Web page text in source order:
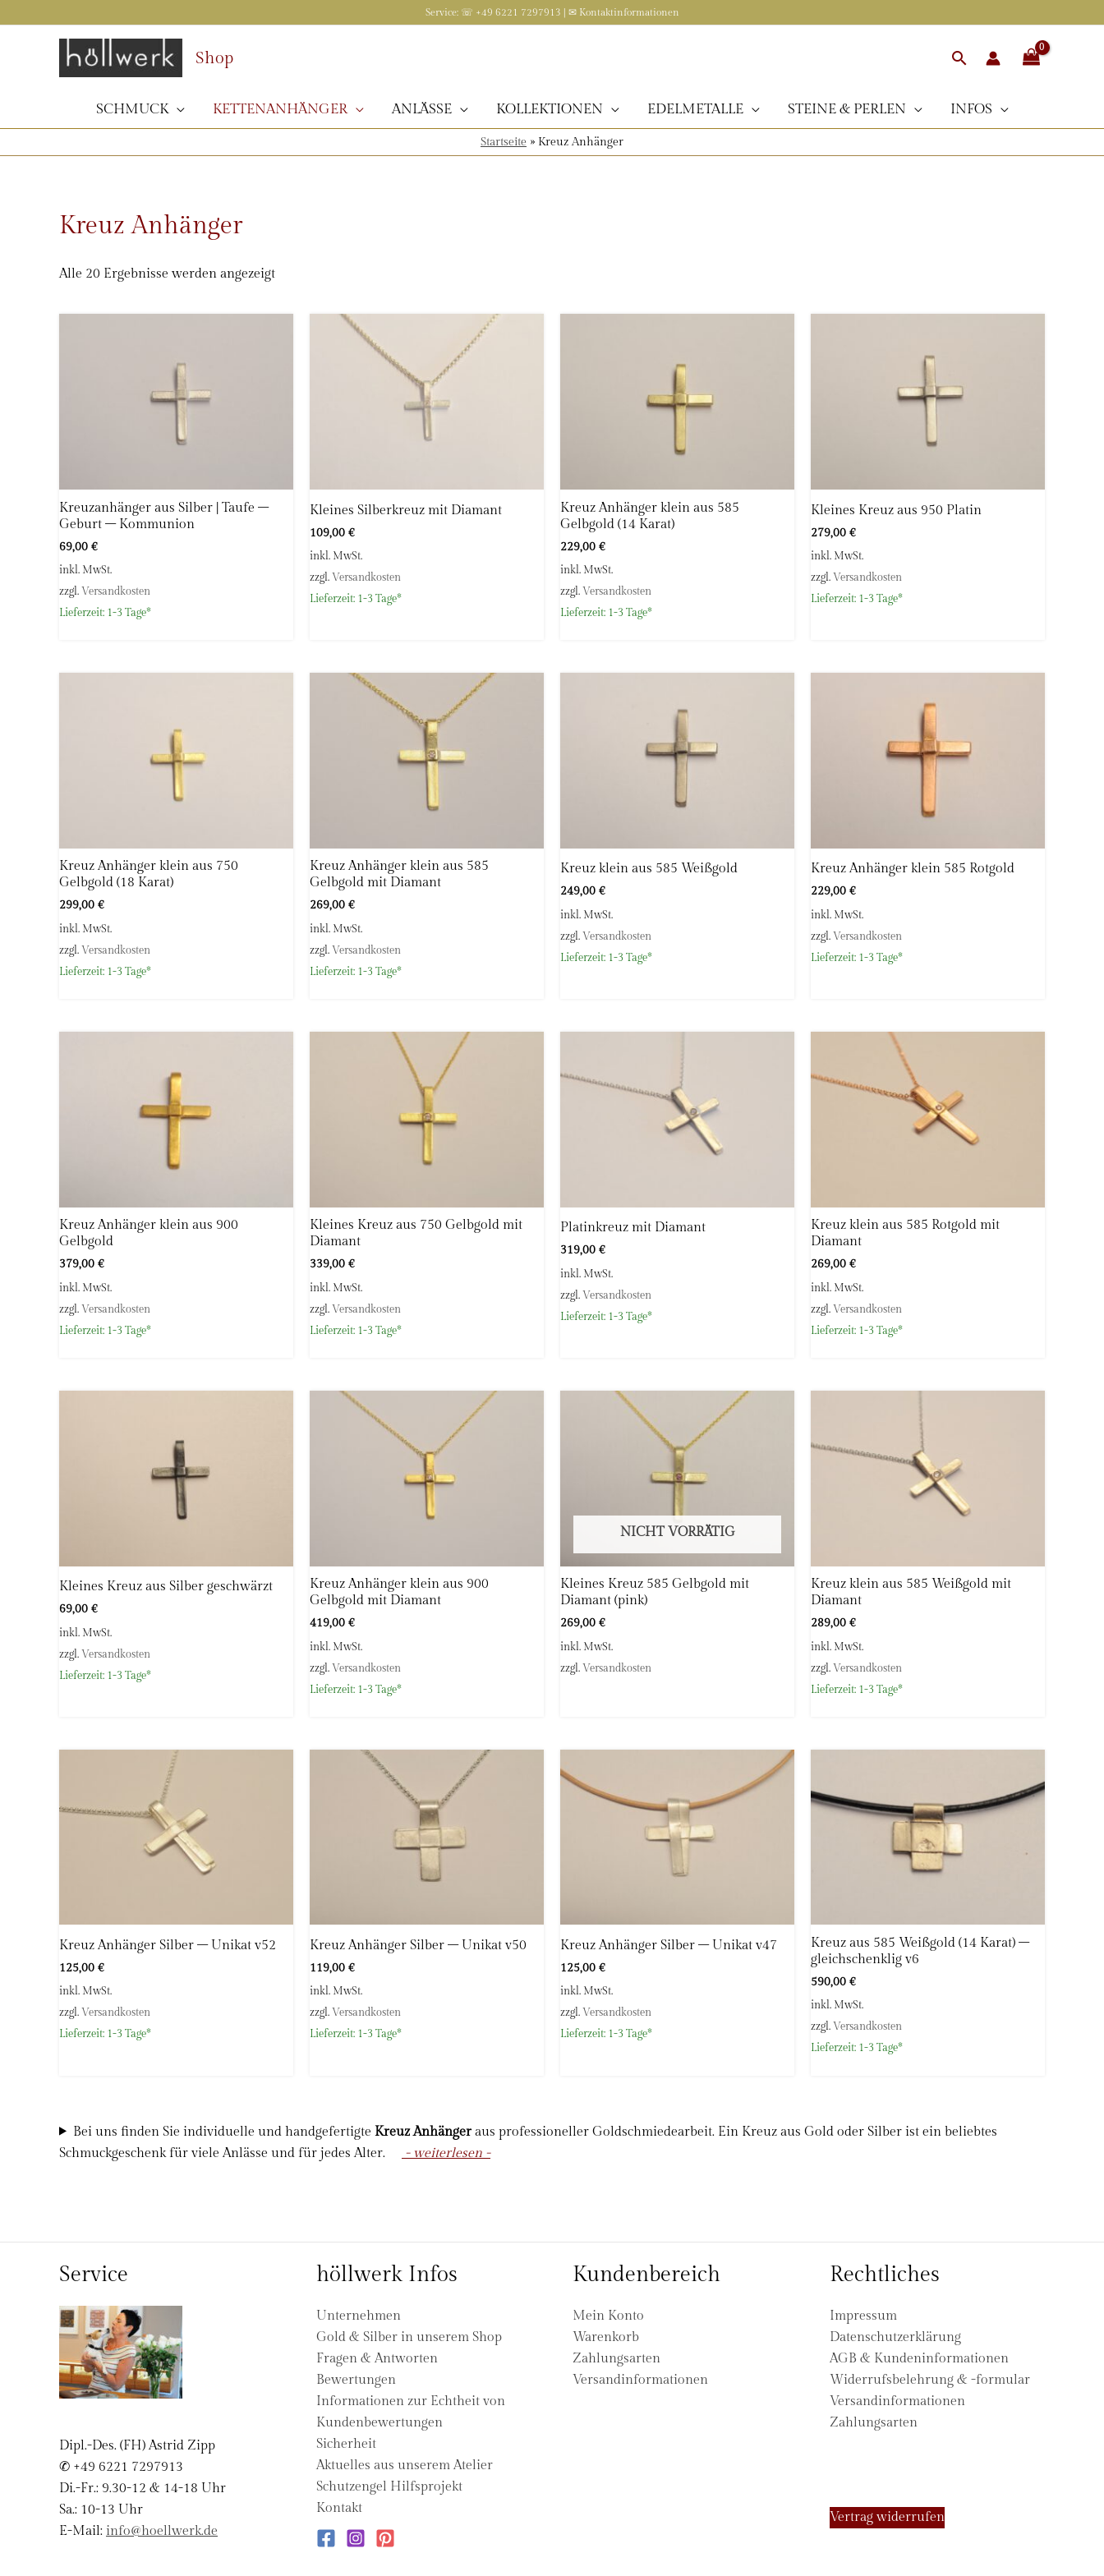
Inhalt
Service: ☏ +49 6221 7297913 | ✉ Kontaktinformationen
Shop Suchen
SCHMUCK KETTENANHÄNGER ANLÄSSE KOLLEKTIONEN EDELMETALLE STEINE & PERLEN INFOS
Startseite » Kreuz Anhänger
Kreuz Anhänger
Alle 20 Ergebnisse werden angezeigtNach
Kreuzanhänger aus Silber | Taufe –
Geburt – Kommunion
69,00 €
inkl. MwSt.
zzgl. Versandkosten
Lieferzeit: 1-3 Tage*
Kleines Silberkreuz mit Diamant
109,00 €
inkl. MwSt.
zzgl. Versandkosten
Lieferzeit: 1-3 Tage*
Kreuz Anhänger klein aus 585
Gelbgold (14 Karat)
229,00 €
inkl. MwSt.
zzgl. Versandkosten
Lieferzeit: 1-3 Tage*
Kleines Kreuz aus 950 Platin
279,00 €
inkl. MwSt.
zzgl. Versandkosten
Lieferzeit: 1-3 Tage*
Kreuz Anhänger klein aus 750
Gelbgold (18 Karat)
299,00 €
inkl. MwSt.
zzgl. Versandkosten
Lieferzeit: 1-3 Tage*
Kreuz Anhänger klein aus 585
Gelbgold mit Diamant
269,00 €
inkl. MwSt.
zzgl. Versandkosten
Lieferzeit: 1-3 Tage*
Kreuz klein aus 585 Weißgold
249,00 €
inkl. MwSt.
zzgl. Versandkosten
Lieferzeit: 1-3 Tage*
Kreuz Anhänger klein 585 Rotgold
229,00 €
inkl. MwSt.
zzgl. Versandkosten
Lieferzeit: 1-3 Tage*
Kreuz Anhänger klein aus 900
Gelbgold
379,00 €
inkl. MwSt.
zzgl. Versandkosten
Lieferzeit: 1-3 Tage*
Kleines Kreuz aus 750 Gelbgold mit
Diamant
339,00 €
inkl. MwSt.
zzgl. Versandkosten
Lieferzeit: 1-3 Tage*
Platinkreuz mit Diamant
319,00 €
inkl. MwSt.
zzgl. Versandkosten
Lieferzeit: 1-3 Tage*
Kreuz klein aus 585 Rotgold mit
Diamant
269,00 €
inkl. MwSt.
zzgl. Versandkosten
Lieferzeit: 1-3 Tage*
Kleines Kreuz aus Silber geschwärzt
69,00 €
inkl. MwSt.
zzgl. Versandkosten
Lieferzeit: 1-3 Tage*
Kreuz Anhänger klein aus 900
Gelbgold mit Diamant
419,00 €
inkl. MwSt.
zzgl. Versandkosten
Lieferzeit: 1-3 Tage*
NICHT VORRÄTIG
Kleines Kreuz 585 Gelbgold mit
Diamant (pink)
269,00 €
inkl. MwSt.
zzgl. Versandkosten
Kreuz klein aus 585 Weißgold mit
Diamant
289,00 €
inkl. MwSt.
zzgl. Versandkosten
Lieferzeit: 1-3 Tage*
Kreuz Anhänger Silber – Unikat v52
125,00 €
inkl. MwSt.
zzgl. Versandkosten
Lieferzeit: 1-3 Tage*
Kreuz Anhänger Silber – Unikat v50
119,00 €
inkl. MwSt.
zzgl. Versandkosten
Lieferzeit: 1-3 Tage*
Kreuz Anhänger Silber – Unikat v47
125,00 €
inkl. MwSt.
zzgl. Versandkosten
Lieferzeit: 1-3 Tage*
Kreuz aus 585 Weißgold (14 Karat) –
gleichschenklig v6
590,00 €
inkl. MwSt.
zzgl. Versandkosten
Lieferzeit: 1-3 Tage*
Bei uns finden Sie individuelle und handgefertigte Kreuz Anhängeraus professioneller Goldschmiedearbeit. Ein Kreuz aus Gold oder Silber ist ein beliebtes
Schmuckgeschenk für viele Anlässe und für jedes Alter.
Service
Dipl.-Des. (FH) Astrid Zipp
✆ +49 6221 7297913
Di.-Fr.: 9.30-12 & 14-18 Uhr
Sa.: 10-13 Uhr
E-Mail: info@hoellwerk.de
höllwerk Infos
Unternehmen
Gold & Silber in unserem Shop
Fragen & Antworten
Bewertungen
Informationen zur Echtheit von
Kundenbewertungen
Sicherheit
Aktuelles aus unserem Atelier
Schutzengel Hilfsprojekt
Kontakt
Kundenbereich
Mein Konto
Warenkorb
Zahlungsarten
Versandinformationen
Rechtliches
Impressum
Datenschutzerklärung
AGB & Kundeninformationen
Widerrufsbelehrung & -formular
Versandinformationen
Zahlungsarten
Vertrag widerrufen